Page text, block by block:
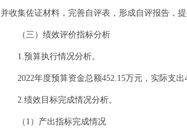
并收集佐证材料，完善自评表，形成自评报告，
（三）绩效评价指标分析
1.预算执行情况分析。
2022年度预算资金总额452.15万元，实际支
2.绩效目标完成情况分析。
（1）产出指标完成情况